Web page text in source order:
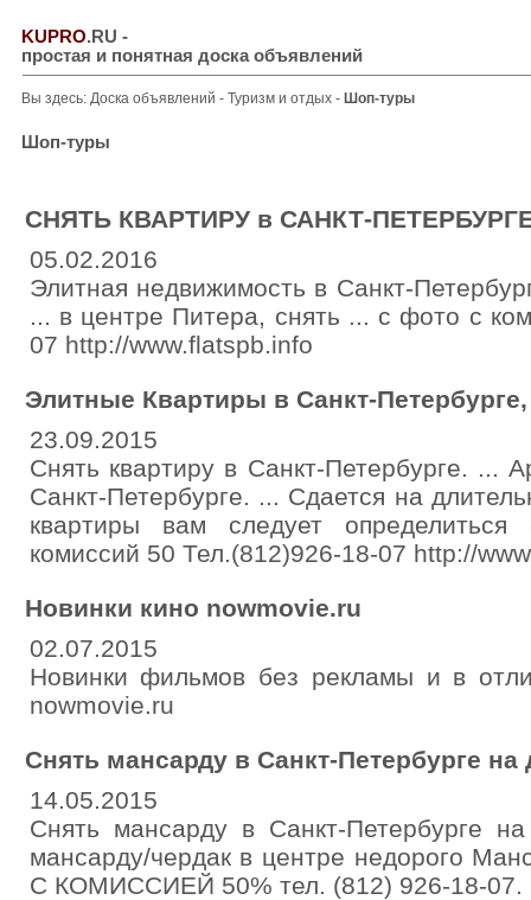
KUPRO.RU -
простая и понятная доска объявлений
Вы здесь: Доска объявлений - Туризм и отдых - Шоп-туры
Шоп-туры
СНЯТЬ КВАРТИРУ в САНКТ-ПЕТЕРБУРГЕ
05.02.2016
Элитная недвижимость в Санкт-
... в центре Питера, снять ... с фото с
07 http://www.flatspb.info
Элитные Квартиры в Санкт-
23.09.2015
Снять квартиру в Санкт-Петербурге. ...
Санкт-Петербурге. ... Сдается на
квартиры вам следует
комиссий 50 Тел.(812)926-18-07 http://
Новинки кино nowmovie.ru
02.07.2015
Новинки фильмов без рекламы и в
nowmovie.ru
Снять мансарду в Санкт-Петербурге
14.05.2015
Снять мансарду в Санкт-Петербурге
мансарду/чердак в центре недорого
С КОМИССИЕЙ 50% тел. (812) 926-18-07.